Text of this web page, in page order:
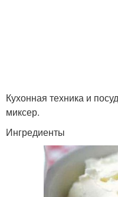
Кухонная техника и
миксер.
Ингредиенты